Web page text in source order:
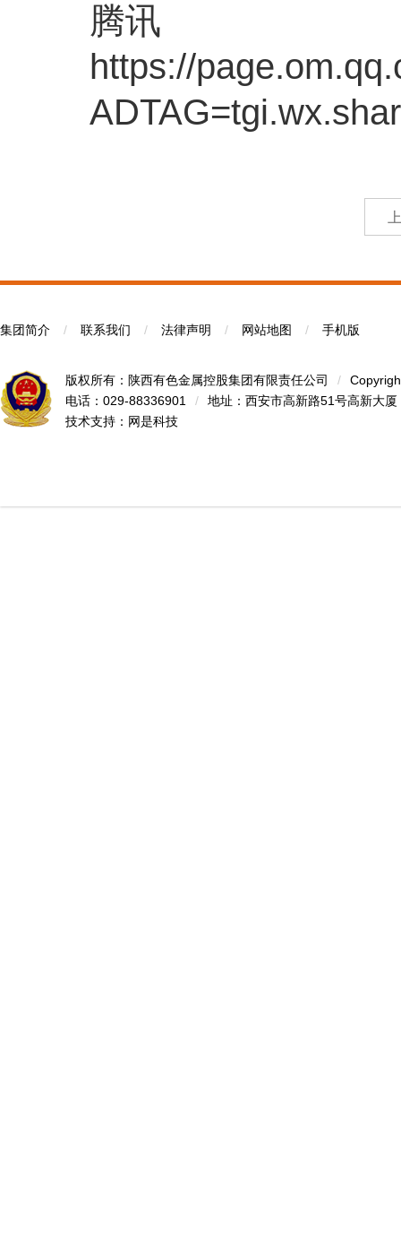
腾讯
https://
集团简介 / 联系我们 / 法律声明 / 网站地图 / 手机版
版权所有：陕西有色金属控股集团有限责任公司 /
电话：029-88336901
/
地址：西安市高新路51号高新大厦
技术支持： 网是科技